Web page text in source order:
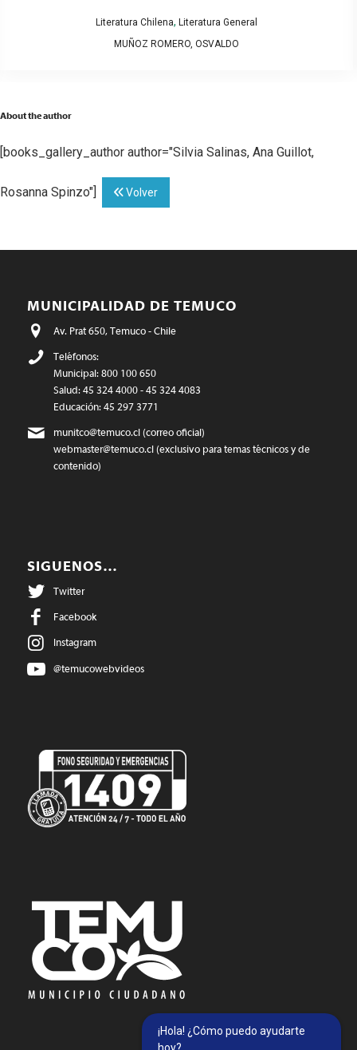
Literatura Chilena, Literatura General
MUÑOZ ROMERO, OSVALDO
About the author
[books_gallery_author author="Silvia Salinas, Ana Guillot,
Rosanna Spinzo"] Volver
MUNICIPALIDAD DE TEMUCO
Av. Prat 650, Temuco - Chile
Teléfonos:
Municipal: 800 100 650
Salud: 45 324 4000 - 45 324 4083
Educación: 45 297 3771
munitco@temuco.cl(correo oficial)
webmaster@temuco.cl(exclusivo para temas técnicos y de
contenido)
SIGUENOS…
Twitter
Facebook
Instagram
@temucowebvideos
¡Hola! ¿Cómo puedo ayudarte